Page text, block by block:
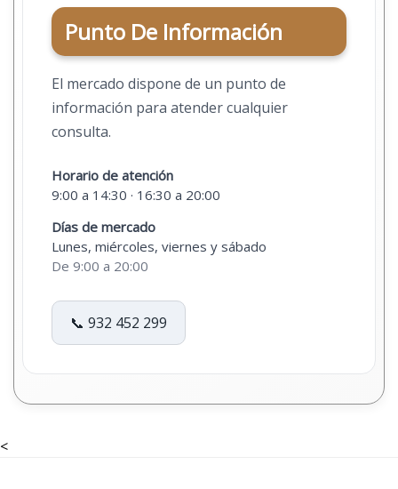
Punto De Información
El mercado dispone de un punto de
información para atender cualquier
consulta.
Horario de atención
9:00 a 14:30 · 16:30 a 20:00
Días de mercado
Lunes, miércoles, viernes y sábado
De 9:00 a 20:00
📞 932 452 299
<